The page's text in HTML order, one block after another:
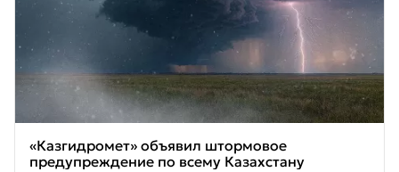
«Казгидромет» объявил штормовое
предупреждение по всему Казахстану